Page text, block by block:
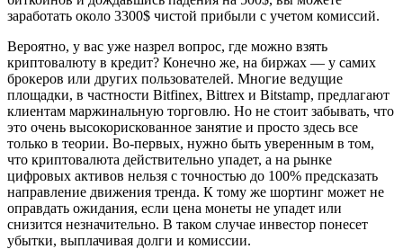
заработать около 3300$ чистой прибыли с учетом комиссий.
Вероятно, у вас уже назрел вопрос, где можно взять
криптовалюту в кредит? Конечно же, на биржах — у самих
брокеров или других пользователей. Многие ведущие
площадки, в частности Bitfinex, Bittrex и Bitstamp, предлагают
клиентам маржинальную торговлю. Но не стоит забывать, что
это очень высокорискованное занятие и просто здесь все
только в теории. Во-первых, нужно быть уверенным в том,
что криптовалюта действительно упадет, а на рынке
цифровых активов нельзя с точностью до 100% предсказать
направление движения тренда. К тому же шортинг может не
оправдать ожидания, если цена монеты не упадет или
снизится незначительно. В таком случае инвестор понесет
убытки, выплачивая долги и комиссии.